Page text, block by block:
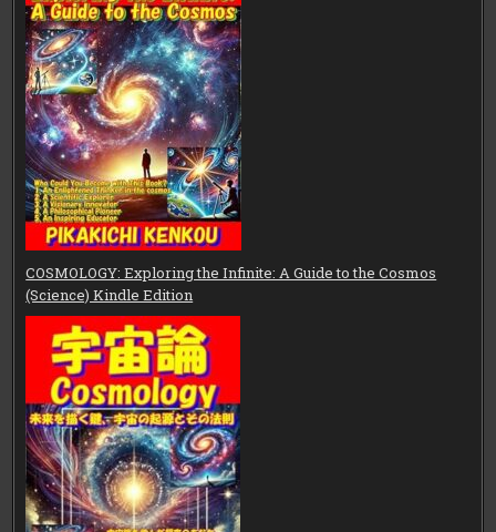
COSMOLOGY: Exploring the Infinite: A Guide to the Cosmos
(Science) Kindle Edition